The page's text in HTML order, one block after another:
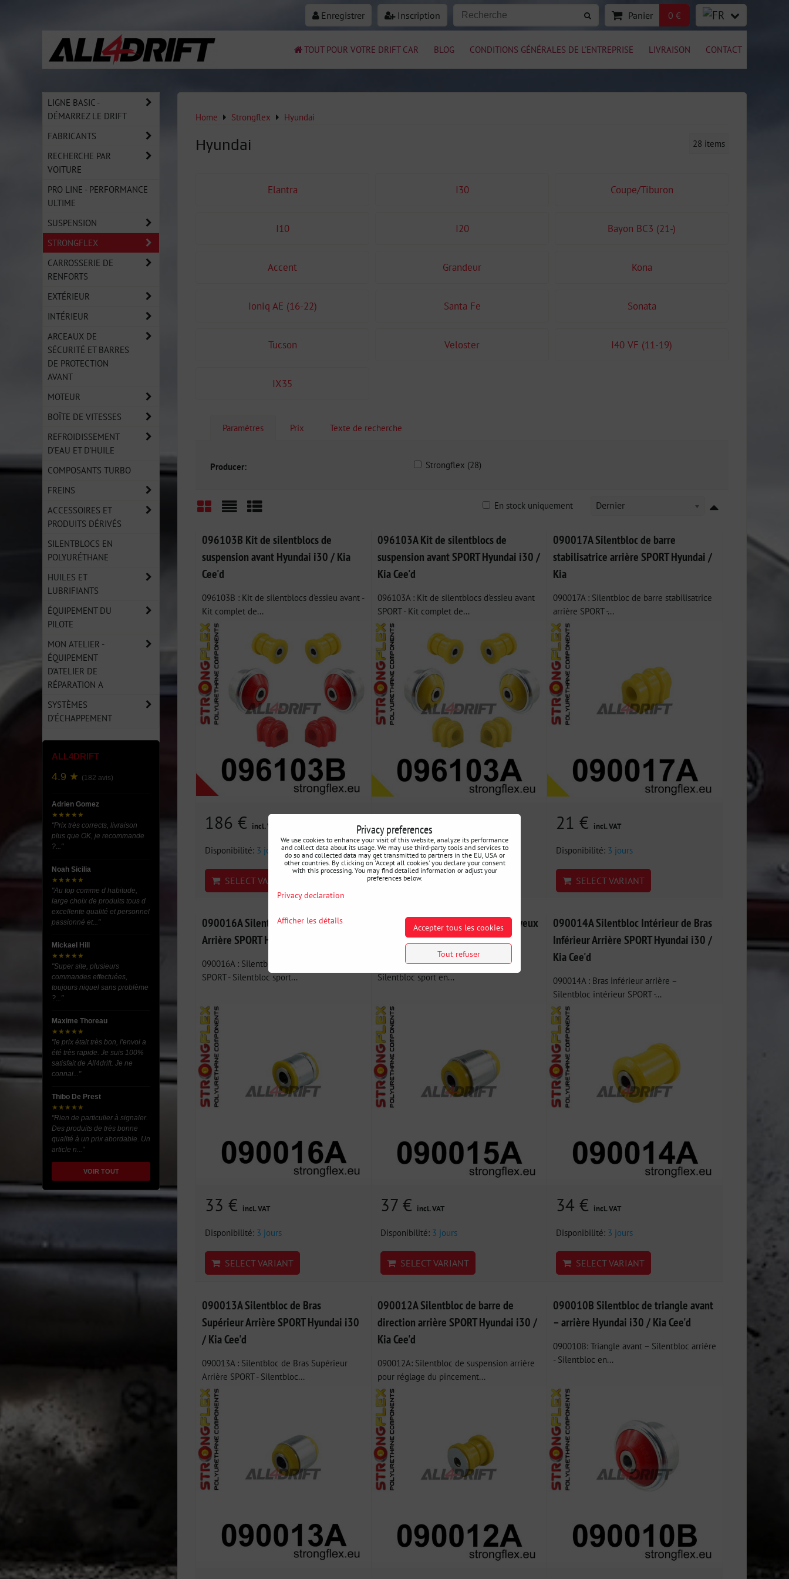
Enregistrer Inscription Panier 0 €
TOUT POUR VOTRE DRIFT CAR BLOG CONDITIONS GÉNÉRALES DE L'ENTREPRISE LIVRAISON CONTACT
Home Strongflex Hyundai
Hyundai 28 items
Elantra I30 Coupe/Tiburon
I10 I20 Bayon BC3 (21-)
Accent Grandeur Kona
Ioniq AE (16-22) Santa Fe Sonata
Tucson Veloster I40 VF (11-19)
IX35
Paramètres Prix Texte de recherche
Producer: Strongflex (28)
Dernier
En stock uniquement
096103B Kit de silentblocs de
suspension avant Hyundai i30 / Kia
Cee'd
096103B : Kit de silentblocs d'essieu avant -
Kit complet de...
186 € incl. VAT
Disponibilité: 3 jours
SELECT VARIANT
096103A Kit de silentblocs de
suspension avant SPORT Hyundai i30 /
Kia Cee'd
096103A : Kit de silentblocs d'essieu avant
SPORT - Kit complet de...
200 €incl. VAT
Disponibilité:3 jours
SELECT VARIANT
090017A Silentbloc de barre
stabilisatrice arrière SPORT Hyundai /
Kia
090017A : Silentbloc de barre stabilisatrice
arrière SPORT -...
21 € incl. VAT
Disponibilité: 3 jours
SELECT VARIANT
090016A Silentbloc d'Amortisseur
Arrière SPORT Hyundai i30 / Kia Cee'd
090016A : Silentbloc d'amortisseur arrière
SPORT - Silentbloc sport...
33 € incl. VAT
Disponibilité: 3 jours
SELECT VARIANT
090015A Silentbloc de porte-moyeux
SPORT Hyundai i30 / Kia Cee'd
090015A: Silentbloc de fusée SPORT -
Silentbloc sport en...
37 € incl. VAT
Disponibilité: 3 jours
SELECT VARIANT
090014A Silentbloc Intérieur de Bras
Inférieur Arrière SPORT Hyundai i30 /
Kia Cee'd
090014A : Bras inférieur arrière –
Silentbloc intérieur SPORT -...
34 € incl. VAT
Disponibilité: 3 jours
SELECT VARIANT
090013A Silentbloc de Bras
Supérieur Arrière SPORT Hyundai i30
/ Kia Cee'd
090013A : Silentbloc de Bras Supérieur
Arrière SPORT - Silentbloc...
090012A Silentbloc de barre de
direction arrière SPORT Hyundai i30 /
Kia Cee'd
090012A: Silentbloc de suspension arrière
pour réglage du pincement...
090010B Silentbloc de triangle avant
– arrière Hyundai i30 / Kia Cee'd
090010B: Triangle avant – Silentbloc arrière
- Silentbloc en...
LIGNE BASIC -
DÉMARREZ LE DRIFT
FABRICANTS
RECHERCHE PAR
VOITURE
PRO LINE - PERFORMANCE
ULTIME
SUSPENSION
STRONGFLEX
CARROSSERIE DE
RENFORTS
EXTÉRIEUR
INTÉRIEUR
ARCEAUX DE
SÉCURITÉ ET BARRES
DE PROTECTION
AVANT
MOTEUR
BOÎTE DE VITESSES
REFROIDISSEMENT
D'EAU ET D'HUILE
COMPOSANTS TURBO
FREINS
ACCESSOIRES ET
PRODUITS DÉRIVÉS
SILENTBLOCS EN
POLYURÉTHANE
HUILES ET
LUBRIFIANTS
ÉQUIPEMENT DU
PILOTE
MON ATELIER -
ÉQUIPEMENT
D'ATELIER DE
RÉPARATION A
SYSTÈMES
D'ÉCHAPPEMENT
ALL4DRIFT
4.9 ★ (182 avis)
Adrien Gomez
★★★★★
"Prix très corrects, livraison
plus que OK, je recommande
?..."
Noah Sicilia
★★★★★
"Au top comme d habitude,
large choix de produits tous d
excellente qualité et personnel
passionné et..."
Mickael Hill
★★★★★
"Super site, plusieurs
commandes effectuées,
toujours niquel sans problème
?..."
Maxime Thoreau
★★★★★
"le prix était très bon, l'envoi a
été très rapide. Je suis 100%
satisfait de All4drift. Je ne
connai..."
Thibo De Prest
★★★★★
"Rien de particulier à signaler.
Des produits de très bonne
qualité à un prix abordable. Un
article n..."
VOIR TOUT
Privacy preferences
We use cookies to enhance your visit of this website, analyze its performance
and collect data about its usage. We may use third-party tools and services to
do so and collected data may get transmitted to partners in the EU, USA or
other countries. By clicking on 'Accept all cookies' you declare your consent
with this processing. You may find detailed information or adjust your
preferences below.
Privacy declaration
Afficher les détails
Accepter tous les cookies
Tout refuser